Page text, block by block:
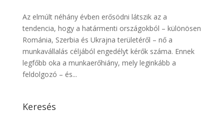
Az elmúlt néhány évben erősödni látszik az a
tendencia, hogy a határmenti országokból – különösen
Románia, Szerbia és Ukrajna területéről – nő a
munkavállalás céljából engedélyt kérők száma. Ennek
legfőbb oka a munkaerőhiány, mely leginkább a
feldolgozó – és...
Keresés